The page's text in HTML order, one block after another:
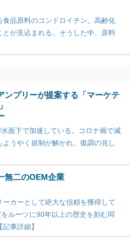
品原料のコンドロイチン。高齢化
が見込まれる。そうした中、原料
ンプリーが提案する「マーケテ
面下で加速している。コロナ禍で減
うやく規制が解かれ、復調の兆し
無二のOEM企業
カーとして絶大な信頼を獲得して
ルーツに90年以上の歴史を刻む同
事詳細】